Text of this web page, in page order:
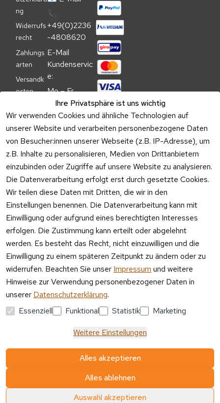
Ihre Privatsphäre ist uns wichtig
Wir verwenden Cookies und ähnliche Technologien auf
unserer Website und verarbeiten personenbezogene Daten
von Besucher:innen unserer Webseite (z.B. IP-Adresse), um
z.B. Inhalte zu personalisieren, Medien von Drittanbietern
einzubinden oder Zugriffe auf unsere Website zu analysieren.
Die Datenverarbeitung erfolgt erst durch gesetzte Cookies.
Wir teilen diese Daten mit Dritten, die wir in den
Einstellungen benennen. Die Datenverarbeitung kann mit
Einwilligung oder aufgrund eines berechtigten Interesses
erfolgen. Die Zustimmung kann erteilt oder abgelehnt
werden. Es besteht das Recht, nicht einzuwilligen und die
Einwilligung zu einem späteren Zeitpunkt zu ändern oder zu
widerrufen. Beachten Sie unser Impressum und weitere
Hinweise zur Verwendung personenbezogener Daten in
unserer Datenschutzerklärung.
Essenziell
Funktional Statistik Marketing
Weitere Einstellungen
Alles akzeptieren
Alles ablehnen
Auswahl akzeptieren
ng
Widerrufs
recht
Zahlungs
arten
Versandk
osten
nweis
Verpacku
ngshinwei
se
Altgeräte
-
Entsorgu
ng
Vertrag
widerrufen
📞
+49(0)2236
-4808620
E-Mail
Kundenservic
e:
Mo – Fr
09:00 –
17:00 Uhr
Telefon
Kundenservic
e:
Mo – Fr 11:00
– 15:00 Uhr
Versa
ndpa
rtner
© Media-Reich GmbH